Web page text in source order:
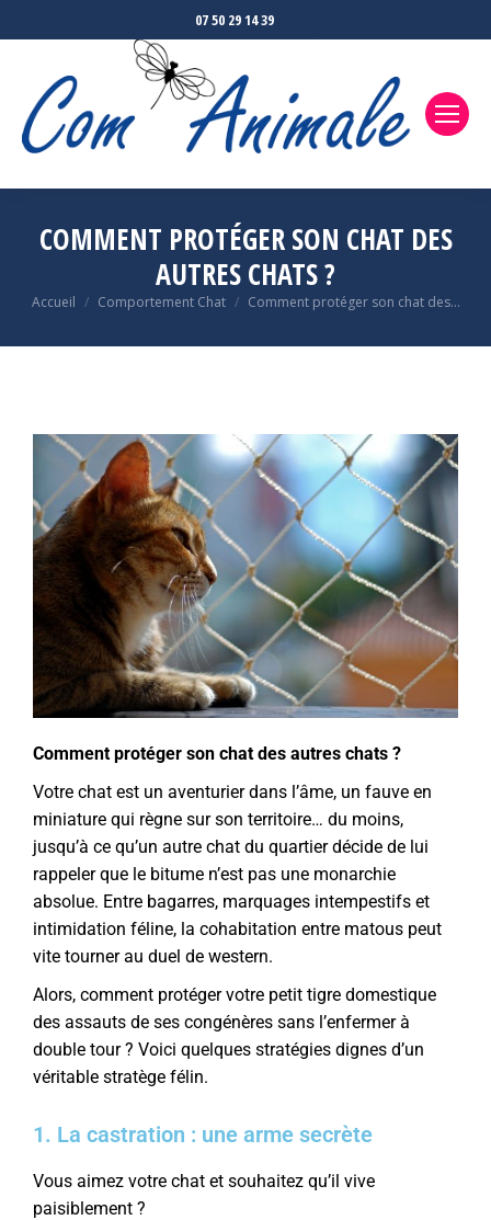
07 50 29 14 39
COMMENT PROTÉGER SON CHAT DES
AUTRES CHATS ?
Vous êtes ici :
Accueil Comportement Chat Comment protéger son chat des…
Comment protéger son chat des autres chats ?
Votre chat est un aventurier dans l’âme, un fauve en
miniature qui règne sur son territoire… du moins,
jusqu’à ce qu’un autre chat du quartier décide de lui
rappeler que le bitume n’est pas une monarchie
absolue. Entre bagarres, marquages intempestifs et
intimidation féline, la cohabitation entre matous peut
vite tourner au duel de western.
Alors, comment protéger votre petit tigre domestique
des assauts de ses congénères sans l’enfermer à
double tour ? Voici quelques stratégies dignes d’un
véritable stratège félin.
1. La castration : une arme secrète
Vous aimez votre chat et souhaitez qu’il vive
paisiblement ?